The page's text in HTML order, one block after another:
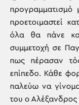
προετοιμαστεί
όλα θα πάνε
συμμετοχή σε
πως πέρασαν
επίπεδο. Κάθε
παλεύω να
του ο Αλέξανδρος